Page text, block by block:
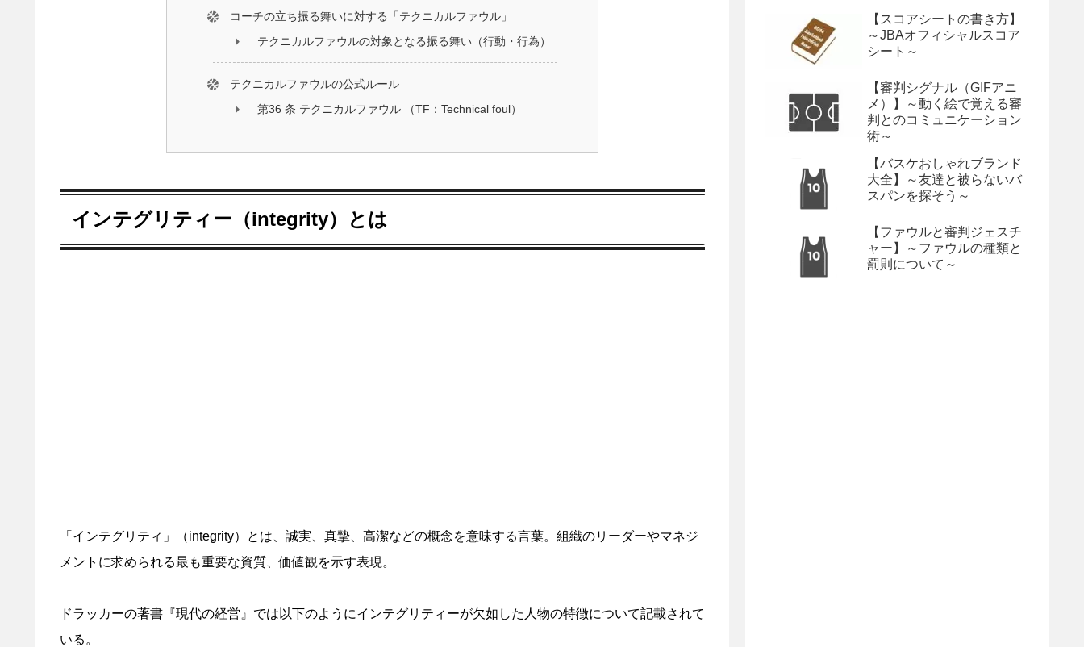
コーチの立ち振る舞いに対する「テクニカルファウル」
テクニカルファウルの対象となる振る舞い（⾏動・⾏為）
テクニカルファウルの公式ルール
第36 条 テクニカルファウル （TF：Technical foul）
インテグリティー（integrity）とは
「インテグリティ」（integrity）とは、誠実、真摯、高潔などの概念を意味する言葉。組織のリーダーやマネジ
メントに求められる最も重要な資質、価値観を示す表現。
ドラッカーの著書『現代の経営』では以下のようにインテグリティーが欠如した人物の特徴について記載されて
いる。
【スコアシートの書き方】
～JBAオフィシャルスコア
シート～
【審判シグナル（GIFアニ
メ）】～動く絵で覚える審
判とのコミュニケーション
術～
【バスケおしゃれブランド
大全】～友達と被らないバ
スパンを探そう～
【ファウルと審判ジェスチ
ャー】～ファウルの種類と
罰則について～